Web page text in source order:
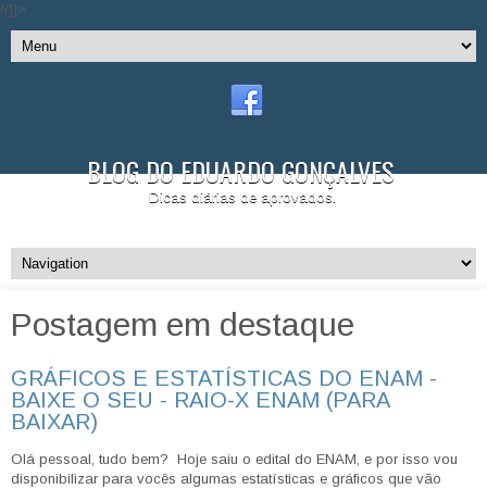
//]]>
BLOG DO EDUARDO GONÇALVES
Dicas diárias de aprovados.
Postagem em destaque
GRÁFICOS E ESTATÍSTICAS DO ENAM -
BAIXE O SEU - RAIO-X ENAM (PARA
BAIXAR)
Olá pessoal, tudo bem? Hoje saiu o edital do ENAM, e por isso vou
disponibilizar para vocês algumas estatísticas e gráficos que vão